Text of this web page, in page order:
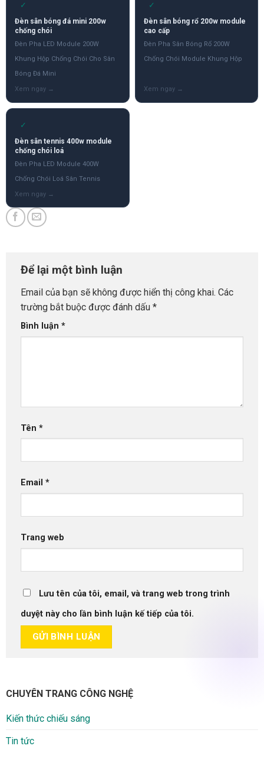
✓
Đèn sân bóng đá mini 200w
chống chói
Đèn Pha LED Module 200W
Khung Hộp Chống Chói Cho Sân
Bóng Đá Mini
✓
Đèn sân bóng rổ 200w module
cao cấp
Đèn Pha Sân Bóng Rổ 200W
Chống Chói Module Khung Hộp
✓
Đèn sân tennis 400w module
chống chói loá
Đèn Pha LED Module 400W
Chống Chói Loá Sân Tennis
Để lại một bình luận
Email của bạn sẽ không được hiển thị công khai. Các
trường bắt buộc được đánh dấu *
Bình luận *
Tên *
Email *
Trang web
Lưu tên của tôi, email, và trang web trong trình
duyệt này cho lần bình luận kế tiếp của tôi.
CHUYÊN TRANG CÔNG NGHỆ
Kiến thức chiếu sáng
Tin tức